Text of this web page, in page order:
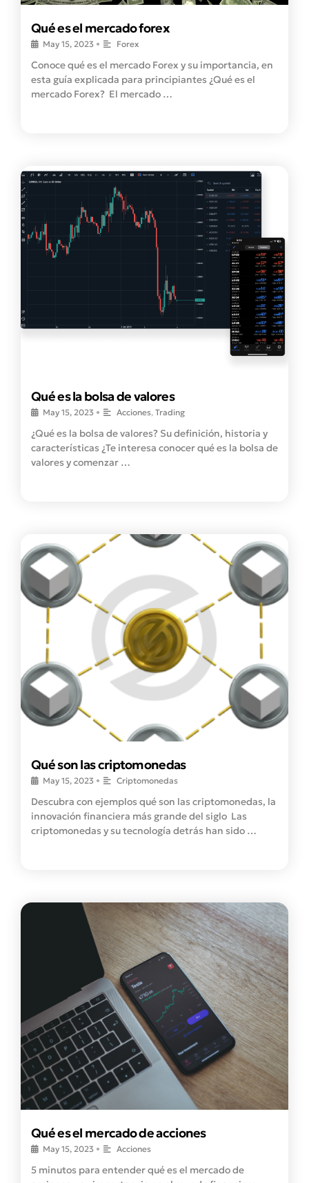
Qué es el mercado forex
May 15, 2023 • Forex
Conoce qué es el mercado Forex y su importancia, en
esta guía explicada para principiantes ¿Qué es el
mercado Forex? El mercado …
Qué es la bolsa de valores
May 15, 2023 • Acciones, Trading
¿Qué es la bolsa de valores? Su definición, historia y
características ¿Te interesa conocer qué es la bolsa de
valores y comenzar …
Qué son las criptomonedas
May 15, 2023 • Criptomonedas
Descubra con ejemplos qué son las criptomonedas, la
innovación financiera más grande del siglo Las
criptomonedas y su tecnología detrás han sido …
Qué es el mercado de acciones
May 15, 2023 • Acciones
5 minutos para entender qué es el mercado de